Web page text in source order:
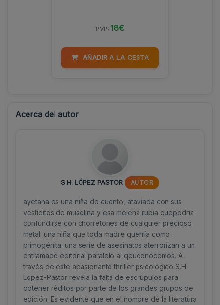
PVP: 18€
AÑADIR A LA CESTA
Acerca del autor
S.H. LÓPEZ PASTOR AUTOR
ayetana es una niña de cuento, ataviada con sus
vestiditos de muselina y esa melena rubia quepodria
confundirse con chorretones de cualquier precioso
metal. una niña que toda madre querría como
primogénita. una serie de asesinatos aterrorizan a un
entramado editorial paralelo al qeuconocemos. A
través de este apasionante thriller psicológico S.H.
Lopez-Pastor revela la falta de escrúpulos para
obtener réditos por parte de los grandes grupos de
edición. Es evidente que en el nombre de la literatura